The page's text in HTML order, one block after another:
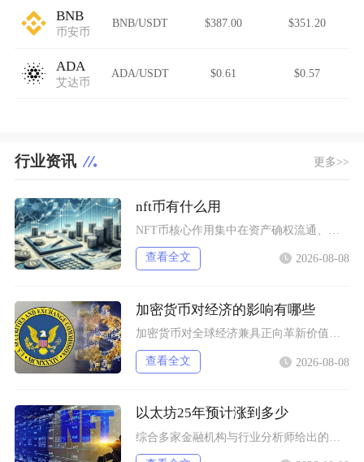
BNB
币安币
BNB/USDT $387.00 $351.20
ADA
艾达币
ADA/USDT $0.61 $0.57
行业资讯 更多>>
nft币有什么用
查看全文 2026-08-08
加密货币对经济的影响有哪些
加密货币对全球经济兼具正向革新价值与系统性风险，会从跨境支付体系、居民资产配置、各国货币政
查看全文 2026-08-08
以太坊25年预计涨到多少